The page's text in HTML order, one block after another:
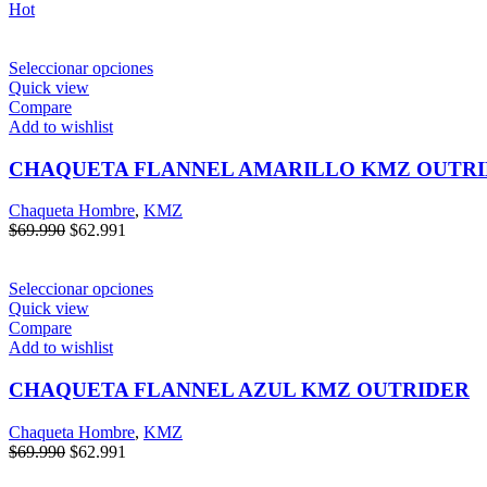
Hot
Seleccionar opciones
Quick view
Compare
Add to wishlist
CHAQUETA FLANNEL AMARILLO KMZ
Chaqueta Hombre, KMZ
$69.990 $62.991
Seleccionar opciones
Quick view
Compare
Add to wishlist
CHAQUETA FLANNEL AZUL KMZ OUTRIDER
Chaqueta Hombre, KMZ
$69.990 $62.991